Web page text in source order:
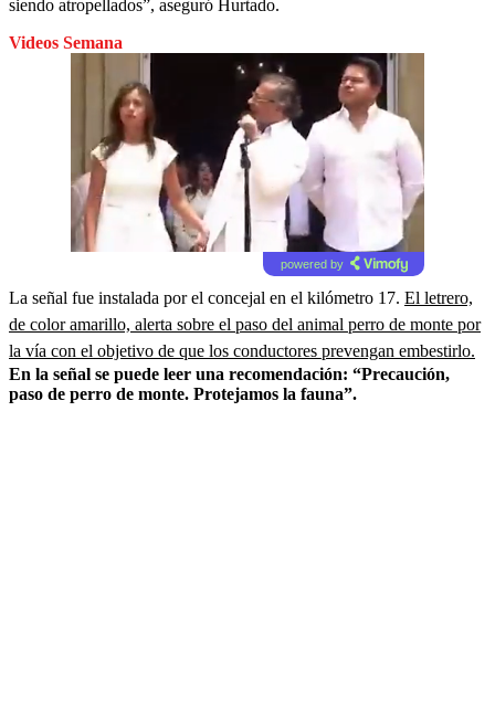
siendo atropellados”, aseguró Hurtado.
Videos Semana
powered by
La señal fue instalada por el concejal en el kilómetro 17. El letrero,
de color amarillo, alerta sobre el paso del animal perro de monte por
la vía con el objetivo de que los conductores prevengan embestirlo.
En la señal se puede leer una recomendación: “Precaución,
paso de perro de monte. Protejamos la fauna”.